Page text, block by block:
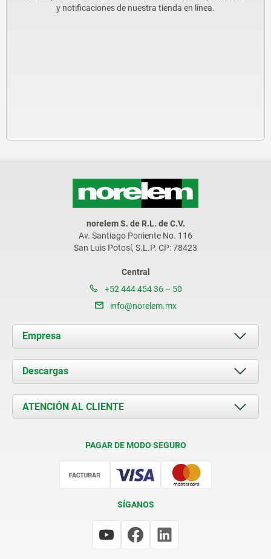
y notificaciones de nuestra tienda en línea.
norelem S. de R.L. de C.V.
Av. Santiago Poniente No. 116
San Luis Potosí, S.L.P. CP: 78423
Central
+52 444 454 36 – 50
info@norelem.mx
Empresa
Acerca de nosotros
Novedades
Contacto
Descargas
Documents
ATENCIÓN AL CLIENTE
PAGAR DE MODO SEGURO
SÍGANOS